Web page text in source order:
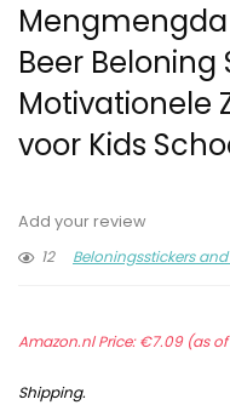
Mengmengda
Beer Beloning
Motivationele
voor Kids
Add your review
12
Beloningsstickers
Amazon.nl Price:€7.09(as of
Shipping.